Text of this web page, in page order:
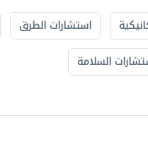
استشارات الطرق
السلامة